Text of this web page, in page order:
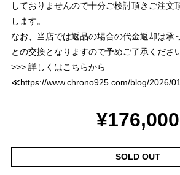
しておりませんので十分ご検討頂きご注文
します。
なお、当店では返品の場合の代金返却は承
との交換となりますので予めご了承くださ
>>> 詳しくはこちらから
≪https://www.chrono925.com/blog/2026/
¥176,000
SOLD OUT